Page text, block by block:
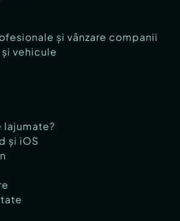
și vânzare companii
vehicule
lajumate?
și iOS